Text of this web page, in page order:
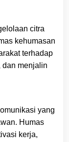
citra
kehumasan
terhadap
dan menjalin
yang
Humas
kerja,